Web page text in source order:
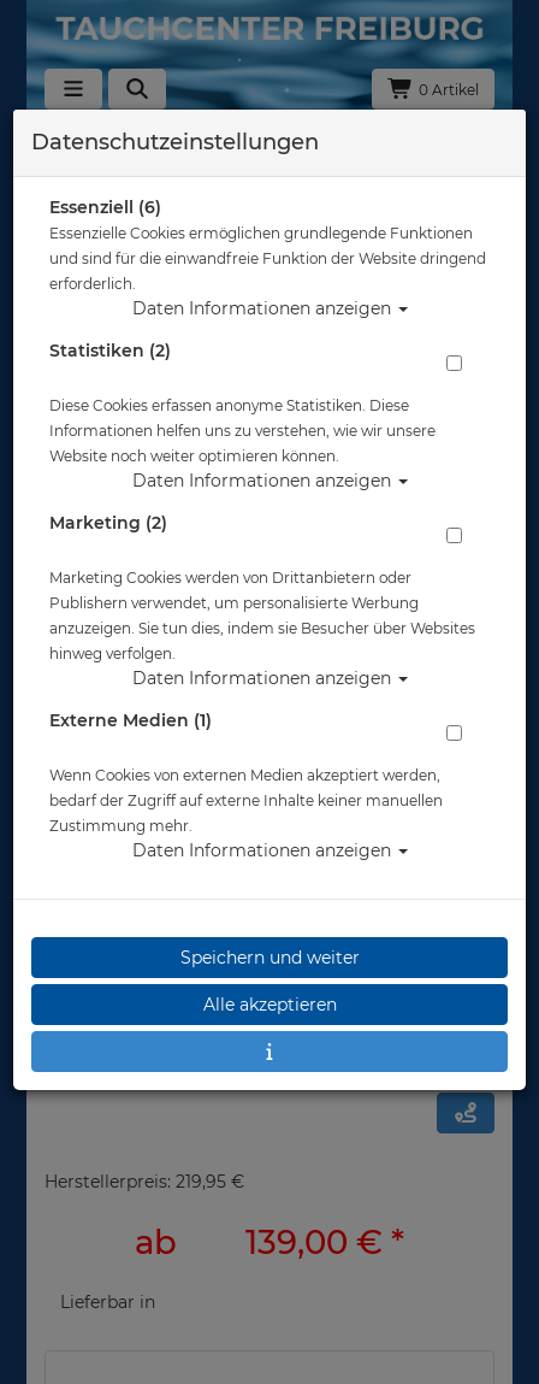
0 Artikel
Zurück
Lavacore Overall Front RV Damen #
Artikelnr.: oce-873360704master
Herstellerpreis: 219,95 €
ab 139,00 € *
Lieferbar in
Datenschutzeinstellungen
Essenziell (6)
Essenzielle Cookies ermöglichen grundlegende Funktionen
und sind für die einwandfreie Funktion der Website dringend
erforderlich.
Daten Informationen anzeigen
Statistiken (2)
Diese Cookies erfassen anonyme Statistiken. Diese
Informationen helfen uns zu verstehen, wie wir unsere
Website noch weiter optimieren können.
Daten Informationen anzeigen
Marketing (2)
Marketing Cookies werden von Drittanbietern oder
Publishern verwendet, um personalisierte Werbung
anzuzeigen. Sie tun dies, indem sie Besucher über Websites
hinweg verfolgen.
Daten Informationen anzeigen
Externe Medien (1)
Wenn Cookies von externen Medien akzeptiert werden,
bedarf der Zugriff auf externe Inhalte keiner manuellen
Zustimmung mehr.
Daten Informationen anzeigen
Speichern und weiter
Alle akzeptieren